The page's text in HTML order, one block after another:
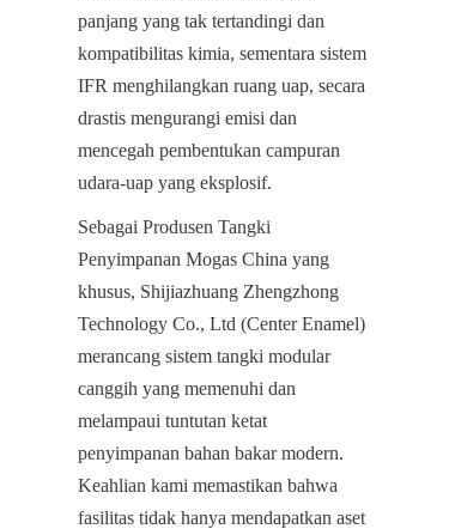
panjang yang tak tertandingi dan
kompatibilitas kimia, sementara sistem
IFR menghilangkan ruang uap, secara
drastis mengurangi emisi dan
mencegah pembentukan campuran
udara-uap yang eksplosif.
Sebagai Produsen Tangki
Penyimpanan Mogas China yang
khusus, Shijiazhuang Zhengzhong
Technology Co., Ltd (Center Enamel)
merancang sistem tangki modular
canggih yang memenuhi dan
melampaui tuntutan ketat
penyimpanan bahan bakar modern.
Keahlian kami memastikan bahwa
fasilitas tidak hanya mendapatkan aset